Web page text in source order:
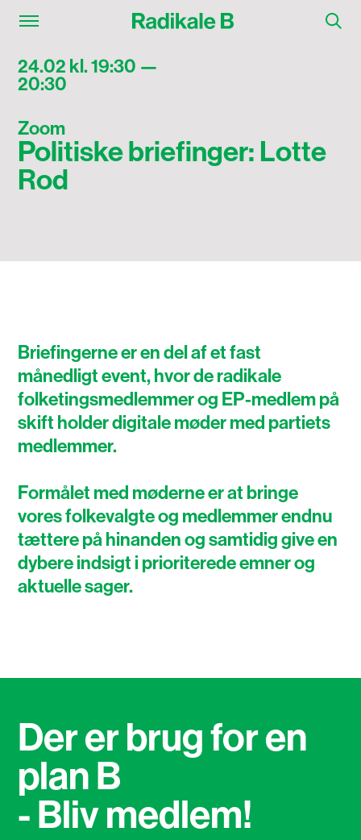
24.02 kl. 19:30 —
20:30
Zoom
Politiske briefinger: Lotte
Rod
Briefingerne er en del af et fast
månedligt event, hvor de radikale
folketingsmedlemmer og EP-medlem på
skift holder digitale møder med partiets
medlemmer.
Formålet med møderne er at bringe
vores folkevalgte og medlemmer endnu
tættere på hinanden og samtidig give en
dybere indsigt i prioriterede emner og
aktuelle sager.
Der er brug for en
plan B
- Bliv medlem!